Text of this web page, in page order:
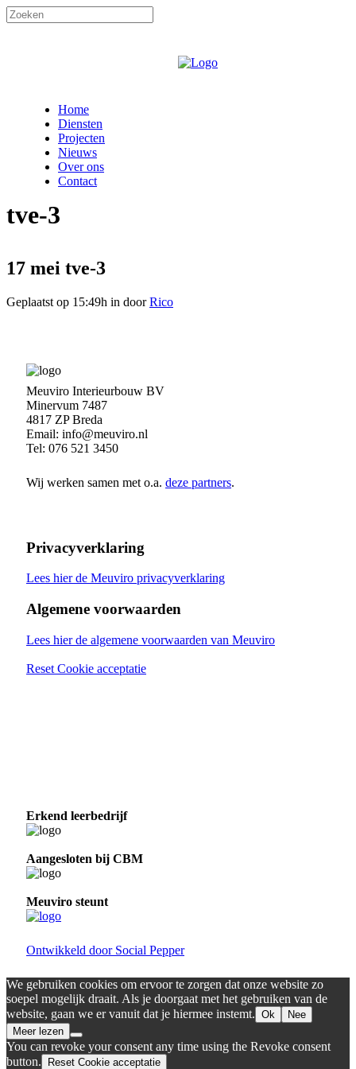
Home
Diensten
Projecten
Nieuws
Over ons
Contact
tve-3
17 mei tve-3
Geplaatst op 15:49h in doorRico
Meuviro Interieurbouw BV
Minervum 7487
4817 ZP Breda
Email: info@meuviro.nl
Tel: 076 521 3450
Wij werken samen met o.a. deze partners.
Privacyverklaring
Lees hier de Meuviro privacyverklaring
Algemene voorwaarden
Lees hier de algemene voorwaarden van Meuviro
Reset Cookie acceptatie
Erkend leerbedrijf
Aangesloten bij CBM
Meuviro steunt
Ontwikkeld door Social Pepper
We gebruiken cookies om ervoor te zorgen dat onze website zo
soepel mogelijk draait. Als je doorgaat met het gebruiken van de
website, gaan we er vanuit dat je hiermee instemt. Ok
Nee
Meer lezen
You can revoke your consent any time using the Revoke consent
button.
Reset Cookie acceptatie